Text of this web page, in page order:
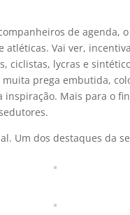
de agenda,
atléticas. Vai ver,
ciclistas, lycras e
prega embutida,
Mais para o
Um dos destaques da